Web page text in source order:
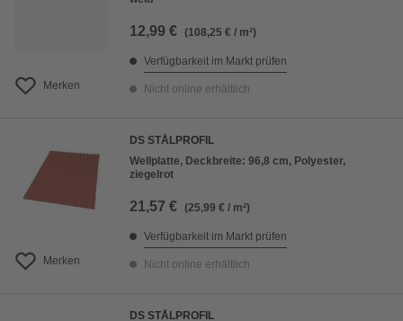
Merken
12,99 € (108,25 € / m²)
Verfügbarkeit im Markt prüfen
Nicht online erhältlich
Merken
DS STÅLPROFIL
Wellplatte, Deckbreite: 96,8 cm, Polyester,
ziegelrot
21,57 € (25,99 € / m²)
Verfügbarkeit im Markt prüfen
Nicht online erhältlich
DS STÅLPROFIL